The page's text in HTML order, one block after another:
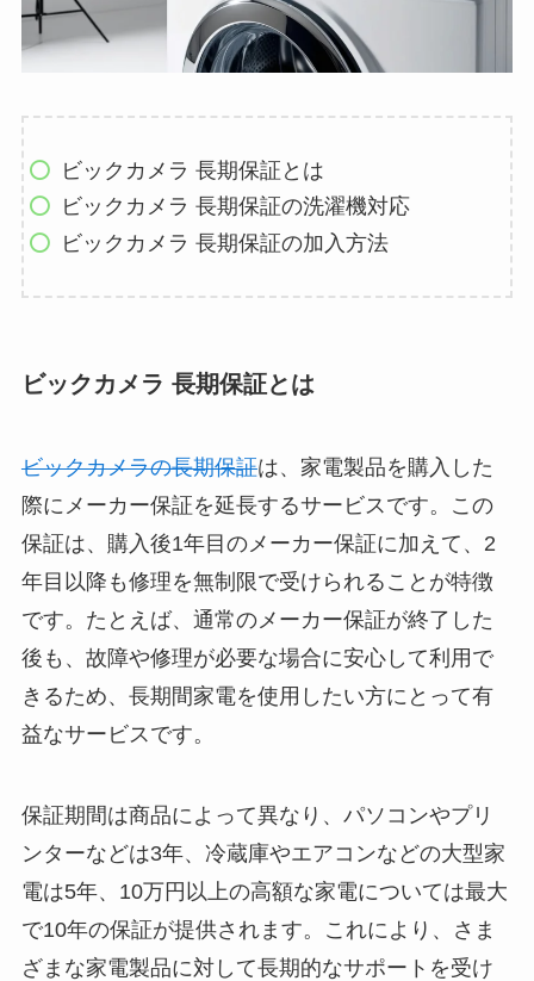
ビックカメラ 長期保証とは
ビックカメラ 長期保証の洗濯機対応
ビックカメラ 長期保証の加入方法
ビックカメラ 長期保証とは
ビックカメラの長期保証は、家電製品を購入した
際にメーカー保証を延長するサービスです。この
保証は、購入後1年目のメーカー保証に加えて、2
年目以降も修理を無制限で受けられることが特徴
です。たとえば、通常のメーカー保証が終了した
後も、故障や修理が必要な場合に安心して利用で
きるため、長期間家電を使用したい方にとって有
益なサービスです。
保証期間は商品によって異なり、パソコンやプリ
ンターなどは3年、冷蔵庫やエアコンなどの大型家
電は5年、10万円以上の高額な家電については最大
で10年の保証が提供されます。これにより、さま
ざまな家電製品に対して長期的なサポートを受け